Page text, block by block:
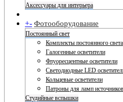
Аксессуары для интерьера
+- Фотооборудование
Постоянный свет
Комплекты постоянного света
Галогенные осветители
Флуоресцентные осветители
Светодиодные LED
Кольцевые осветители
Патроны для ламп
Студийные вспышки